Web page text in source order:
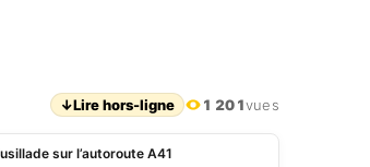
↓Lire hors-ligne 1 201vues
sur l’autoroute A41